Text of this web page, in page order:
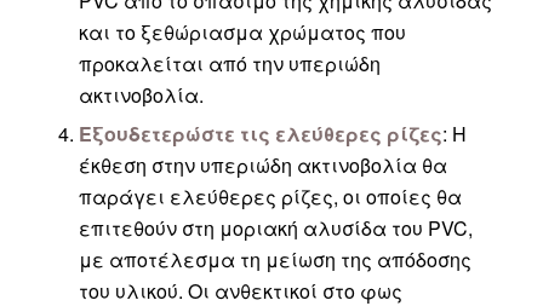
και το ξεθώριασμα χρώματος που
προκαλείται από την υπεριώδη
ακτινοβολία.
Εξουδετερώστε τις ελεύθερες ρίζες: Η
έκθεση στην υπεριώδη ακτινοβολία θα
παράγει ελεύθερες ρίζες, οι οποίες θα
επιτεθούν στη μοριακή αλυσίδα του PVC,
με αποτέλεσμα τη μείωση της απόδοσης
του υλικού. Οι ανθεκτικοί στο φως